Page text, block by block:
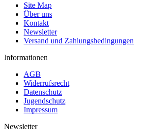
Site Map
Über uns
Kontakt
Newsletter
Versand und Zahlungsbedingungen
Informationen
AGB
Widerrufsrecht
Datenschutz
Jugendschutz
Impressum
Newsletter